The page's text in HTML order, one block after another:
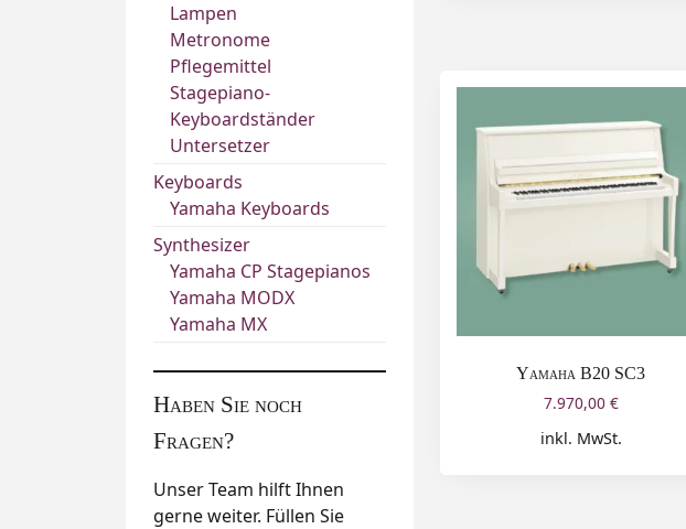
Yamaha B20 SC3
7.970,00 €
inkl. MwSt.
Lampen
Metronome
Pflegemittel
Stagepiano-
Keyboardständer
Untersetzer
Keyboards
Yamaha Keyboards
Synthesizer
Yamaha CP Stagepianos
Yamaha MODX
Yamaha MX
Haben Sie noch
Fragen?
Unser Team hilft Ihnen
gerne weiter. Füllen Sie